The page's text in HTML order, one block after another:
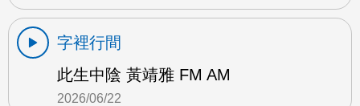
字裡行間
此生中陰 黃靖雅 FM AM
2026/06/22